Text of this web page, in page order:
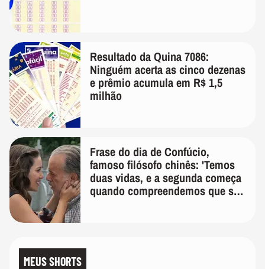
Resultado da Quina 7086:
Ninguém acerta as cinco dezenas
e prêmio acumula em R$ 1,5
milhão
Frase do dia de Confúcio,
famoso filósofo chinês: 'Temos
duas vidas, e a segunda começa
quando compreendemos que só
MEUS SHORTS